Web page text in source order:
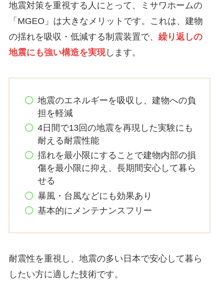
地震対策を重視する人にとって、ミサワホームの
「MGEO」は大きなメリットです。これは、建物
の揺れを吸収・低減する制震装置で、 繰り返しの
地震にも強い構造を実現します。
地震のエネルギーを吸収し、建物への負
担を軽減
4日間で13回の地震を再現した実験にも
耐える耐震性能
揺れを最小限にすることで建物内部の損
傷を最小限に抑え、長期間安心して暮ら
せる
暴風・台風などにも効果あり
基本的にメンテナンスフリー
耐震性を重視し、地震の多い日本で安心して暮ら
したい方に適した技術です。